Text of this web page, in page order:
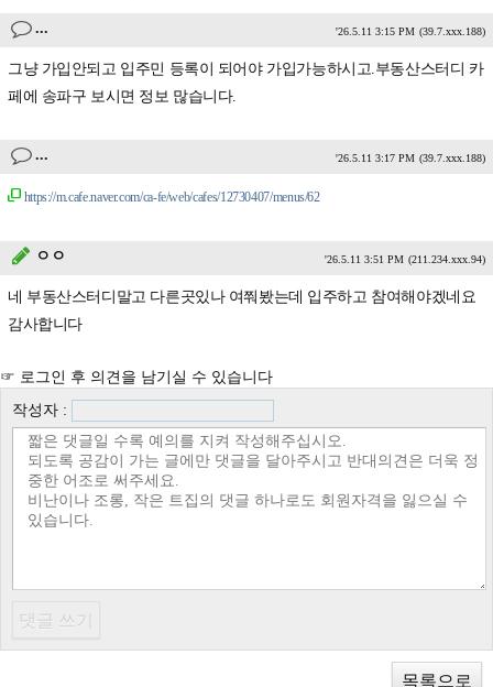
... '26.5.11 3:15 PM (39.7.xxx.188)
그냥 가입안되고 입주민 등록이 되어야 가입가능하시고.부동산스터디 카
페에 송파구 보시면 정보 많습니다.
... '26.5.11 3:17 PM (39.7.xxx.188)
https://m.cafe.naver.com/ca-fe/web/cafes/12730407/menus/62
ㅇㅇ '26.5.11 3:51 PM (211.234.xxx.94)
네 부동산스터디말고 다른곳있나 여쭤봤는데 입주하고 참여해야겠네요
감사합니다
☞ 로그인 후 의견을 남기실 수 있습니다
작성자 :
목록으로